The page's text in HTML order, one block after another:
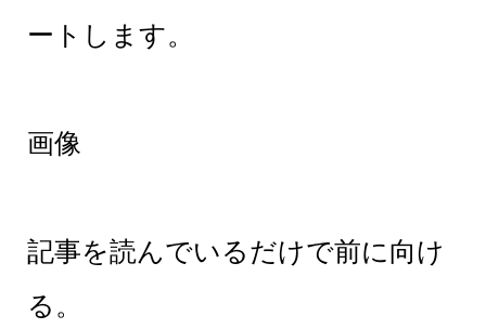
ートします。
画像
記事を読んでいるだけで前に向け
る。